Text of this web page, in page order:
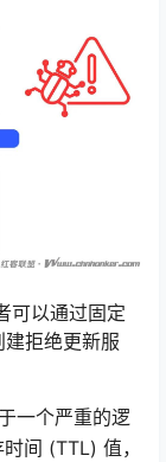
可以通过固定
拒绝更新服
一个严重的逻
间 (TTL) 值，